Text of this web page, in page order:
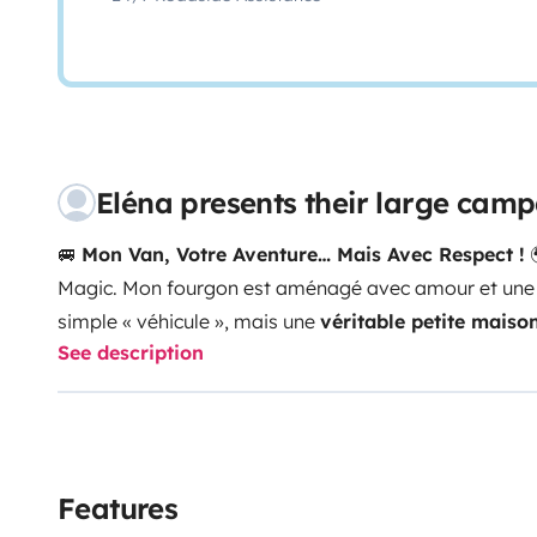
Eléna presents their large
🚐 Mon Van, Votre Aventure… Mais Avec Respect !
Magic. Mon fourgon est aménagé avec amour et une pointe de folie ! Ici, pas de
simple « véhicule », mais une véritable petite
prête à vous emmener là où vos envies vous
:Aménagementsur-mesureet déco cosy (oui, j’ai
unfour(parce que même en vadrouille, on mérite un
See description
Features